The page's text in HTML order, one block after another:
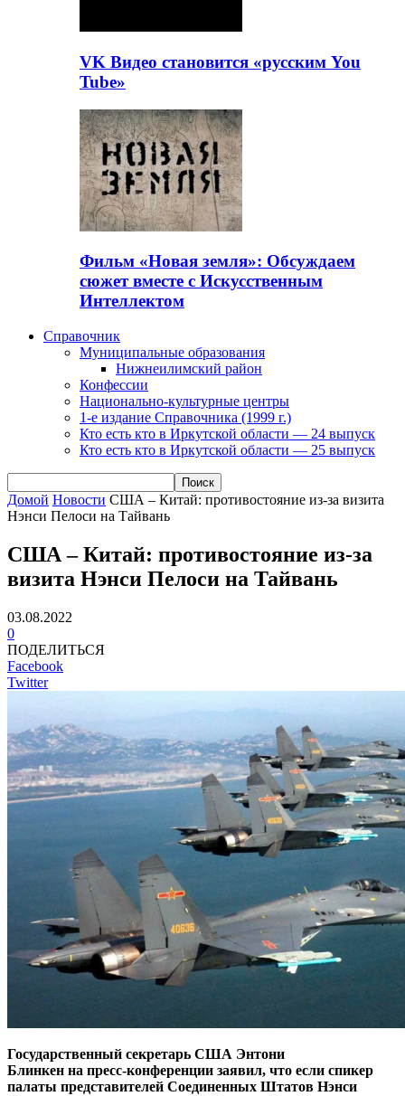
VK Видео становится «русским You
Tube»
Фильм «Новая земля»: Обсуждаем
сюжет вместе с Искусственным
Интеллектом
Справочник
Муниципальные образования
Нижнеилимский район
Конфессии
Национально-культурные центры
1-е издание Справочника (1999 г.)
Кто есть кто в Иркутской области — 24 выпуск
Кто есть кто в Иркутской области — 25 выпуск
Домой Новости США – Китай: противостояние из-за визита
Нэнси Пелоси на Тайвань
США – Китай: противостояние из-за
визита Нэнси Пелоси на Тайвань
03.08.2022
0
ПОДЕЛИТЬСЯ
Facebook
Twitter
Государственный секретарь США Энтони
Блинкен на пресс-конференции заявил, что если спикер
палаты представителей Соединенных Штатов Нэнси